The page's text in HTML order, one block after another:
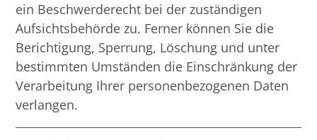
ein Beschwerderecht bei der zuständigen
Aufsichtsbehörde zu. Ferner können Sie die
Berichtigung, Sperrung, Löschung und unter
bestimmten Umständen die Einschränkung der
Verarbeitung Ihrer personenbezogenen Daten
verlangen.